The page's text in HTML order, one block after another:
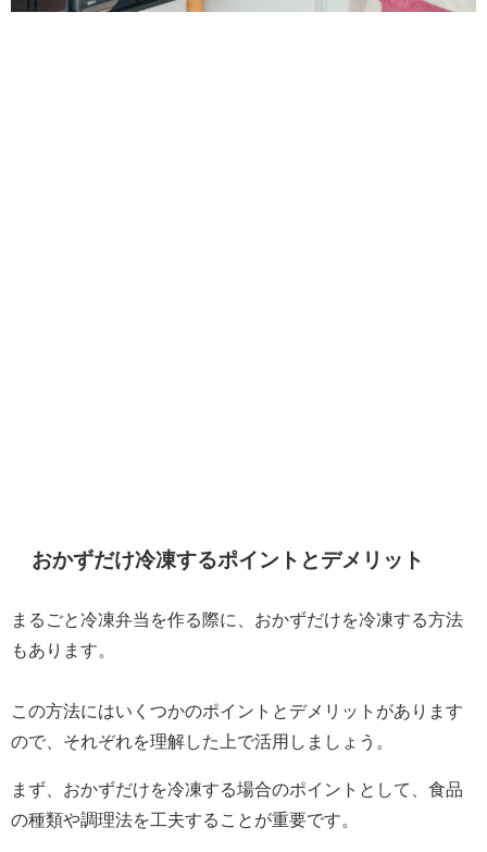
おかずだけ冷凍するポイントとデメリット
まるごと冷凍弁当を作る際に、おかずだけを冷凍する方法
もあります。
この方法にはいくつかのポイントとデメリットがあります
ので、それぞれを理解した上で活用しましょう。
まず、おかずだけを冷凍する場合のポイントとして、食品
の種類や調理法を工夫することが重要です。